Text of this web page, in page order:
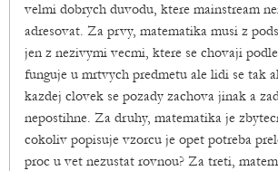
velmi dobrych duvodu, ktere mainstream
adresovat. Za prvy, matematika musi z
jen z nezivymi vecmi, ktere se chovaji
funguje u mrtvych predmetu ale lidi se tak
kazdej clovek se pozady zachova jinak a
nepostihne. Za druhy, matematika je
cokoliv popisuje vzorcu je opet potreba
proc u vet nezustat rovnou? Za treti,